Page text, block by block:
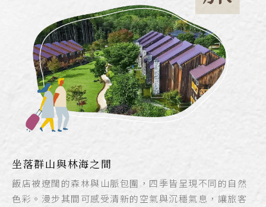
坐落群山與林海之間
飯店被遼闊的森林與山脈包圍，四季皆呈現不同的自然
色彩。漫步其間可感受清新的空氣與沉穩氣息，讓旅客